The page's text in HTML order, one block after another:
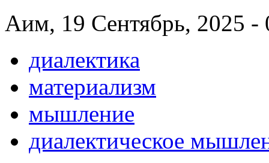
Аим, 19 Сентябрь, 2025 -
диалектика
материализм
мышление
диалектическое